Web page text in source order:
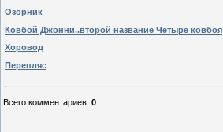
Озорник
Ковбой Джонни..второй название Четыре ковбоя
Хоровод
Перепляс
Всего комментариев: 0